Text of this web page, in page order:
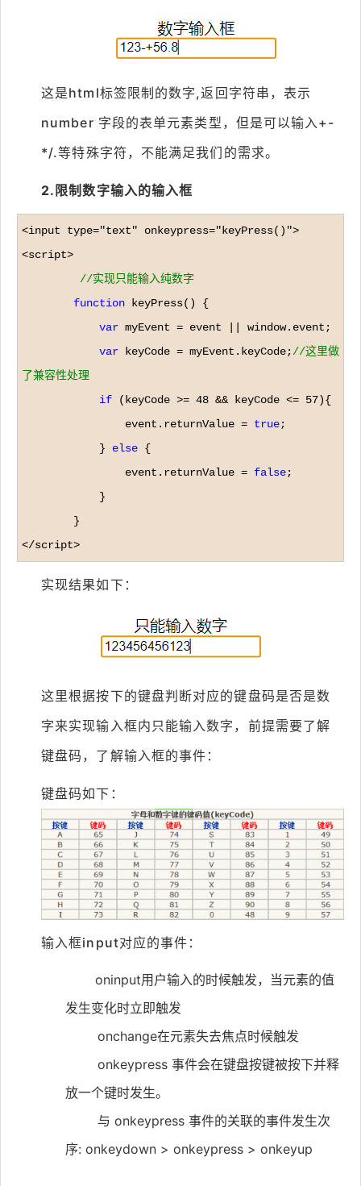
这是html标签限制的数字,返回字符串，表示
number 字段的表单元素类型，但是可以输入+-
*/.等特殊字符，不能满足我们的需求。
2.限制数字输入的输入框
<input type="text" onkeypress="keyPress()">
<script>
//实现只能输入纯数字
function keyPress() {
var myEvent = event ||
window.event;
var keyCode = myEvent.keyCode;//这里做
了兼容性处理
if (keyCode >= 48 && keyCode <= 57){
                event.returnValue
= true;
            }
else {
                event.returnValue
= false;
</script>
实现结果如下：
这里根据按下的键盘判断对应的键盘码是否是数
字来实现输入框内只能输入数字，前提需要了解
键盘码，了解输入框的事件：
键盘码如下：
输入框input对应的事件：
oninput用户输入的时候触发，当元素的值
发生变化时立即触发
onchange在元素失去焦点时候触发
onkeypress 事件会在键盘按键被按下并释
放一个键时发生。
与 onkeypress 事件的关联的事件发生次
序: onkeydown > onkeypress > onkeyup